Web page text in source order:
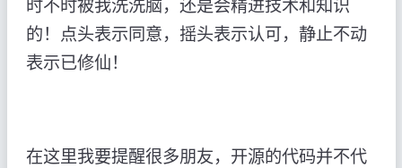
时不时被我洗洗脑，还是会精进技术和知识
的！点头表示同意，摇头表示认可，静止不动
表示已修仙！
在这里我要提醒很多朋友，开源的代码并不代